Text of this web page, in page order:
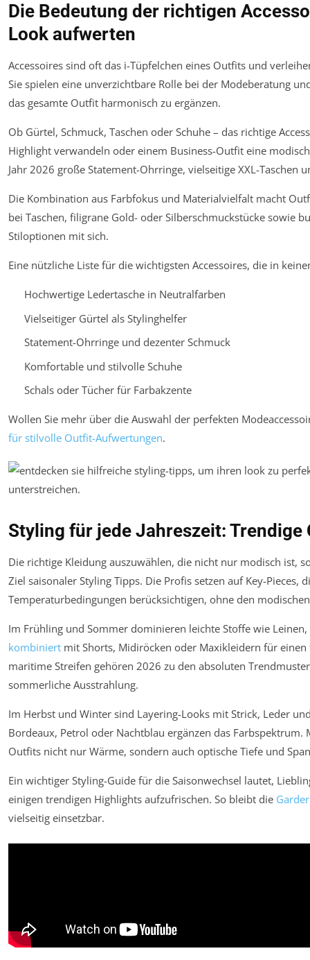
Die Bedeutung der richtigen
Look aufwerten
Accessoires sind oft das i-Tüpfelchen eines Outfits und
Sie spielen eine unverzichtbare Rolle bei der Modeberatung
das gesamte Outfit harmonisch zu ergänzen.
Ob Gürtel, Schmuck, Taschen oder Schuhe – das richtige
Highlight verwandeln oder einem Business-Outfit eine
Jahr 2026 große Statement-Ohrringe, vielseitige XXL-Taschen
Die Kombination aus Farbfokus und Materialvielfalt macht
bei Taschen, filigrane Gold- oder Silberschmuckstücke sowie
Stiloptionen mit sich.
Eine nützliche Liste für die wichtigsten Accessoires, die in
Hochwertige Ledertasche in Neutralfarben
Vielseitiger Gürtel als Stylinghelfer
Statement-Ohrringe und dezenter Schmuck
Komfortable und stilvolle Schuhe
Schals oder Tücher für Farbakzente
Wollen Sie mehr über die Auswahl der perfekten
für stilvolle Outfit-Aufwertungen.
Styling für jede Jahreszeit:
Die richtige Kleidung auszuwählen, die nicht nur modisch ist,
Ziel saisonaler Styling Tipps. Die Profis setzen auf Key-Pieces,
Temperaturbedingungen berücksichtigen, ohne den
Im Frühling und Sommer dominieren leichte Stoffe wie
kombiniert mit Shorts, Midiröcken oder Maxikleidern für
maritime Streifen gehören 2026 zu den absoluten
sommerliche Ausstrahlung.
Im Herbst und Winter sind Layering-Looks mit Strick, Leder
Bordeaux, Petrol oder Nachtblau ergänzen das
Outfits nicht nur Wärme, sondern auch optische Tiefe und
Ein wichtiger Styling-Guide für die Saisonwechsel lautet,
einigen trendigen Highlights aufzufrischen. So bleibt die
vielseitig einsetzbar.